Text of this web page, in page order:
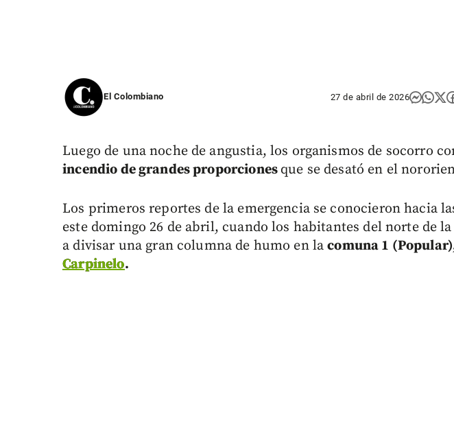
El Colombiano 27 de abril de 2026
Luego de una noche de angustia, los organismos de socorro
incendio de grandes proporciones que se desató en el
Los primeros reportes de la emergencia se conocieron hacia
este domingo 26 de abril, cuando los habitantes del norte de
a divisar una gran columna de humo en lacomuna 1
Carpinelo.